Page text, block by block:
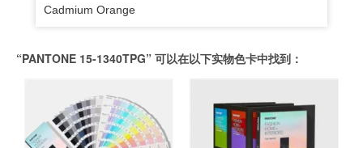
Cadmium Orange
“PANTONE 15-1340TPG” 可以在以下实物色卡中找到：